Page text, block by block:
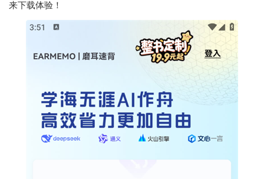
来下载体验！